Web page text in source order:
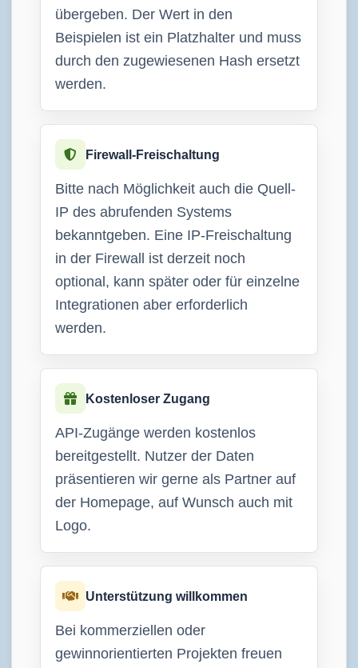
übergeben. Der Wert in den
Beispielen ist ein Platzhalter und muss
durch den zugewiesenen Hash ersetzt
werden.
Firewall-Freischaltung
Bitte nach Möglichkeit auch die Quell-
IP des abrufenden Systems
bekanntgeben. Eine IP-Freischaltung
in der Firewall ist derzeit noch
optional, kann später oder für einzelne
Integrationen aber erforderlich
werden.
Kostenloser Zugang
API-Zugänge werden kostenlos
bereitgestellt. Nutzer der Daten
präsentieren wir gerne als Partner auf
der Homepage, auf Wunsch auch mit
Logo.
Unterstützung willkommen
Bei kommerziellen oder
gewinnorientierten Projekten freuen